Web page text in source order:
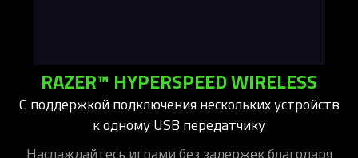
RAZER™ HYPERSPEED WIRELESS
С поддержкой подключения нескольких устройств
к одному USB передатчику
Наслаждайтесь играми без задержек благодаря